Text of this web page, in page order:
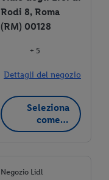
Rodi 8, Roma
(RM) 00128
+ 5
Dettagli del negozio
Seleziona
come
negozio
Negozio Lidl